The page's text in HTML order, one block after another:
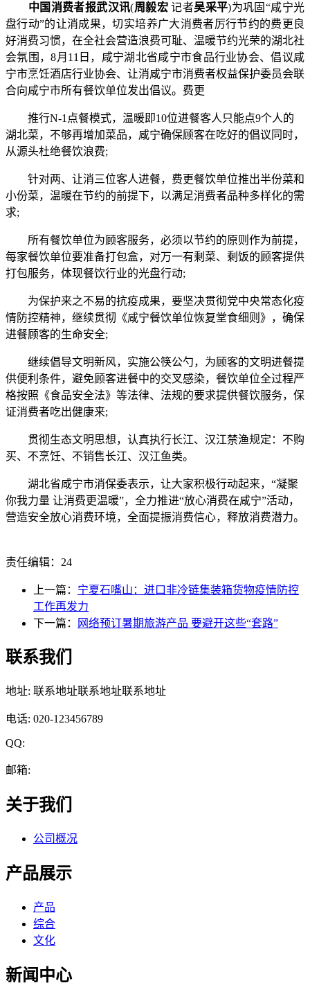
中国消费者报武汉讯(周毅宏记者吴采平)为巩固“咸宁光
盘行动”的让消成果，切实培养广大消费者厉行节约的费更良
好消费习惯，在全社会营造浪费可耻、温暖节约光荣的湖北社
会氛围，8月11日，咸宁湖北省咸宁市食品行业协会、倡议咸
宁市烹饪酒店行业协会、让消咸宁市消费者权益保护委员会联
合向咸宁市所有餐饮单位发出倡议。费更
推行N-1点餐模式，温暖即10位进餐客人只能点9个人的
湖北菜，不够再增加菜品，咸宁确保顾客在吃好的倡议同时，
从源头杜绝餐饮浪费;
针对两、让消三位客人进餐，费更餐饮单位推出半份菜和
小份菜，温暖在节约的前提下，以满足消费者品种多样化的需
求;
所有餐饮单位为顾客服务，必须以节约的原则作为前提，
每家餐饮单位要准备打包盒，对万一有剩菜、剩饭的顾客提供
打包服务，体现餐饮行业的光盘行动;
为保护来之不易的抗疫成果，要坚决贯彻党中央常态化疫
情防控精神，继续贯彻《咸宁餐饮单位恢复堂食细则》，确保
进餐顾客的生命安全;
继续倡导文明新风，实施公筷公勺，为顾客的文明进餐提
供便利条件，避免顾客进餐中的交叉感染，餐饮单位全过程严
格按照《食品安全法》等法律、法规的要求提供餐饮服务，保
证消费者吃出健康来;
贯彻生态文明思想，认真执行长江、汉江禁渔规定：不购
买、不烹饪、不销售长江、汉江鱼类。
湖北省咸宁市消保委表示，让大家积极行动起来，“凝聚
你我力量 让消费更温暖”，全力推进“放心消费在咸宁”活动，
营造安全放心消费环境，全面提振消费信心，释放消费潜力。
责任编辑：24
上一篇： 宁夏石嘴山：进口非冷链集装箱货物疫情防控
工作再发力
下一篇：
网络预订暑期旅游产品 要避开这些“套路”
联系我们
地址: 联系地址联系地址联系地址
电话: 020-123456789
QQ:
邮箱:
关于我们
公司概况
产品展示
产品
综合
文化
新闻中心